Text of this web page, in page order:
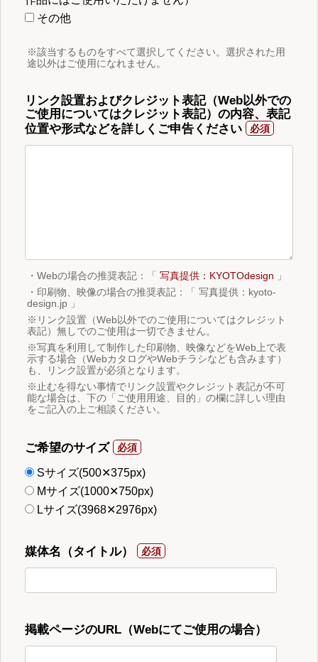
その他
※該当するものをすべて選択してください。選択された用
途以外はご使用になれません。
リンク設置およびクレジット表記（Web以外での
ご使用についてはクレジット表記）の内容、表記
位置や形式などを詳しくご申告ください
・Webの場合の推奨表記：「 写真提供：KYOTOdesign 」
・印刷物、映像の場合の推奨表記：「 写真提供：kyoto-
design.jp 」
※リンク設置（Web以外でのご使用についてはクレジット
表記）無しでのご使用は一切できません。
※写真を利用して制作した印刷物、映像などをWeb上で表
示する場合（WebカタログやWebチラシなども含みます）
も、リンク設置が必須となります。
※止むを得ない事情でリンク設置やクレジット表記が不可
能な場合は、下の「ご使用用途、目的」の欄に詳しい理由
をご記入の上ご相談ください。
ご希望のサイズ
Sサイズ(500✕375px)
Mサイズ(1000✕750px)
Lサイズ(3968✕2976px)
媒体名（タイトル）
掲載ページのURL（Webにてご使用の場合）